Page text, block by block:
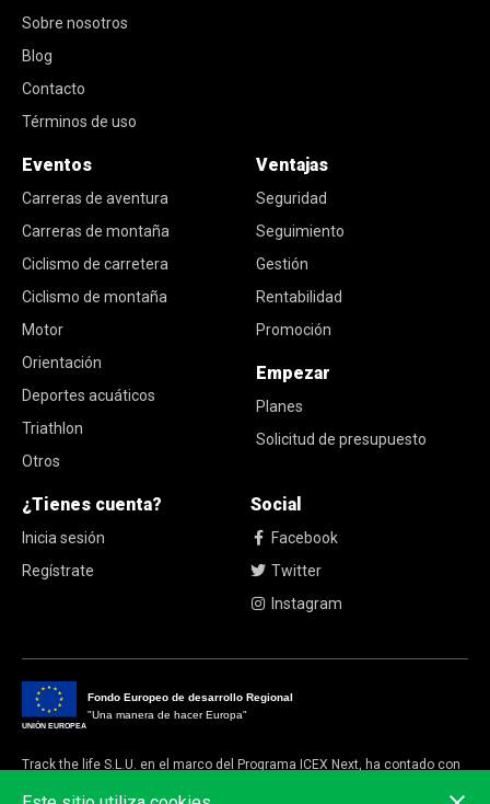
Sobre nosotros
Blog
Contacto
Términos de uso
Eventos
Carreras de aventura
Carreras de montaña
Ciclismo de carretera
Ciclismo de montaña
Motor
Orientación
Deportes acuáticos
Triathlon
Otros
Ventajas
Seguridad
Seguimiento
Gestión
Rentabilidad
Promoción
Empezar
Planes
Solicitud de presupuesto
¿Tienes cuenta?
Inicia sesión
Regístrate
Social
Facebook
Twitter
Instagram
UNIÓN EUROPEA
Fondo Europeo de desarrollo Regional
"Una manera de hacer Europa"
Track the life S.L.U. en el marco del Programa ICEX Next, ha contado con